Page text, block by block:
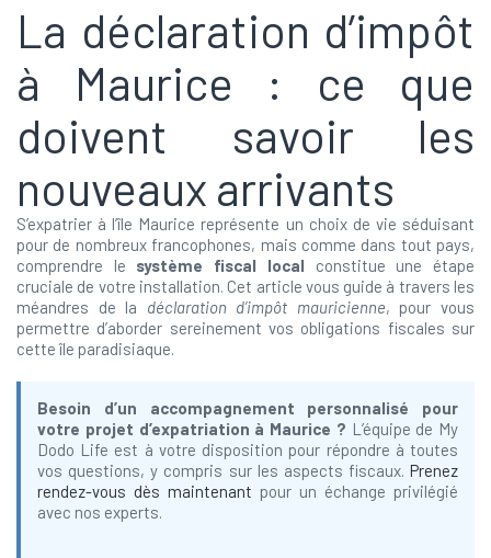
La déclaration d’impôt
à Maurice : ce que
doivent savoir les
nouveaux arrivants
S’expatrier à l’île Maurice représente un choix de vie séduisant
pour de nombreux francophones, mais comme dans tout pays,
comprendre le système fiscal local constitue une étape
cruciale de votre installation. Cet article vous guide à travers les
méandres de la déclaration d’impôt mauricienne, pour vous
permettre d’aborder sereinement vos obligations fiscales sur
cette île paradisiaque.
Besoin d’un accompagnement personnalisé pour
votre projet d’expatriation à Maurice ? L’équipe de My
Dodo Life est à votre disposition pour répondre à toutes
vos questions, y compris sur les aspects fiscaux. Prenez
rendez-vous dès maintenant pour un échange privilégié
avec nos experts.